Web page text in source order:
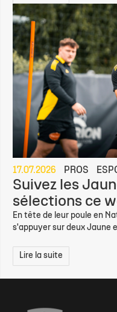
17.07.2026 PROS
Suivez les
sélections ce
En tête de leur poule en
s'appuyer sur deux Jaune
Lire la suite